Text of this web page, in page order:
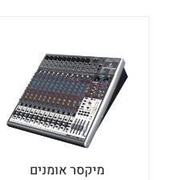
מיקסר אומנים